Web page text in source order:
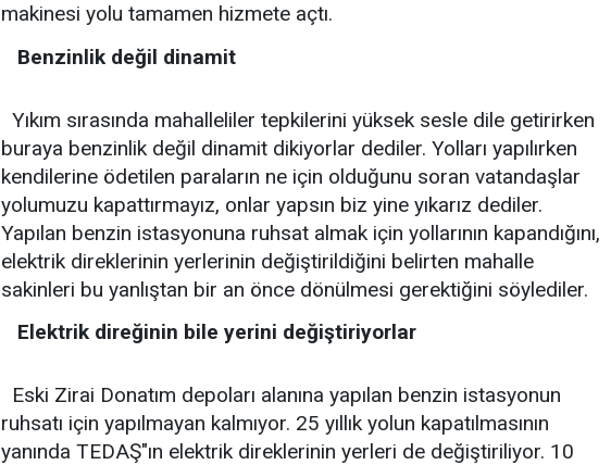
makinesi yolu tamamen hizmete açtı.
Benzinlik değil dinamit
Yıkım sırasında mahalleliler tepkilerini yüksek sesle dile getirirken 
buraya benzinlik değil dinamit dikiyorlar dediler. Yolları yapılırken
kendilerine ödetilen paraların ne için olduğunu soran vatandaşlar
yolumuzu kapattırmayız, onlar yapsın biz yine yıkarız dediler.
Yapılan benzin istasyonuna ruhsat almak için yollarının kapandığını,
elektrik direklerinin yerlerinin değiştirildiğini belirten mahalle
sakinleri bu yanlıştan bir an önce dönülmesi gerektiğini söylediler.
Elektrik direğinin bile yerini değiştiriyorlar
Eski Zirai Donatım depoları alanına yapılan benzin istasyonun
ruhsatı için yapılmayan kalmıyor. 25 yıllık yolun kapatılmasının
yanında TEDAŞ"ın elektrik direklerinin yerleri de değiştiriliyor. 10